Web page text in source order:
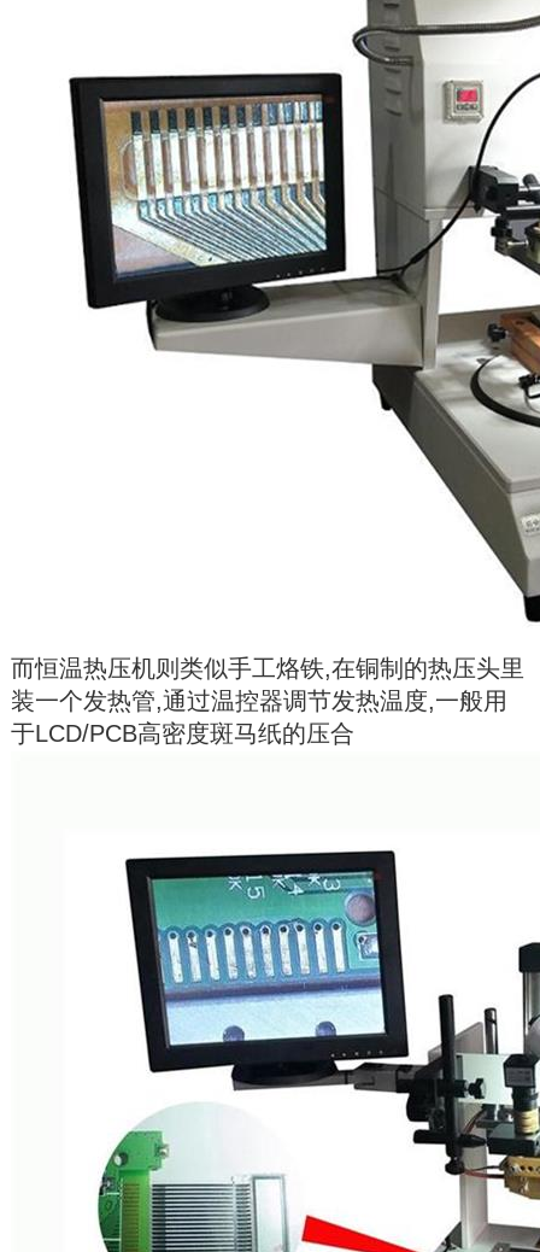
而恒温热压机则类似手工烙铁,在铜制的热压头里
装一个发热管,通过温控器调节发热温度,一般用
于LCD/PCB高密度斑马纸的压合